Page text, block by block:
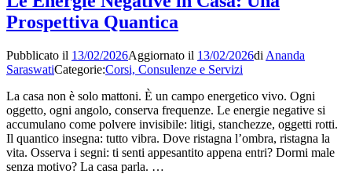
Prospettiva Quantica
Pubblicato il 13/02/2026Aggiornato il 13/02/2026di Ananda
SaraswatiCategorie:Corsi, Consulenze e Servizi
La casa non è solo mattoni. È un campo energetico vivo. Ogni
oggetto, ogni angolo, conserva frequenze. Le energie negative si
accumulano come polvere invisibile: litigi, stanchezze, oggetti rotti.
Il quantico insegna: tutto vibra. Dove ristagna l’ombra, ristagna la
vita. Osserva i segni: ti senti appesantito appena entri? Dormi male
senza motivo? La casa parla. …